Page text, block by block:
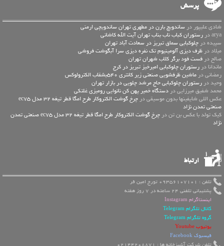
پرسش
شادی علیپور در ساندویچ بارن در مطهری تهران ساندویچی ارمنی
arya در
رستوران کباب ناب بناب تهران آیت الله کاشانی
سپیده در چلوکبابی سماق تبریز در سعادت آباد تهران
میلاد در ظرف دیزی آلومینیوم تک نفره دیزی سرا آبگوشت فروشی
صالح در فست فود برگر کلاب شهران تهران
ماندانا در رستوران چلوکبابی امیرخیز تبریز در کرج
رمضانی در ماشین ظرفشویی صنعتی زیر کانتری 540بشقاب الکترولوکس
وحید در رستوران چلوکبابی حاج مرشد چلویی در بازار تهران
محمد شفیق میرزایی در دستگاه خمیر پهن کن نانوایی رومیزی غلتکی
عكس اللي شايفينها بدون موسيقى در
چرخ گوشت الکتروکار طرح امگا قطر تیغه 32 مدل ec75
صنعتی تمدن نژاد
کیک تولد با عکس بن تن در
چرخ گوشت الکتروکار طرح امگا قطر تیغه 32 مدل ec75 صنعتی تمدن
نژاد
ارتباط
تلفن : 09356107101 تورج امین فر
پشتیبانی تلفنی 24 ساعته در 7 روز هفته
اینستاگرام Instagram
کانال تلگرام Telegram
گروه تلگرام Telegram
یوتیوب Youtube
فیسبوک Facebook